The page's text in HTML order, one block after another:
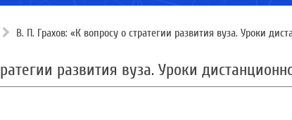
В. П. Грахов: «К вопросу о стратегии развития вуза. Уроки
развития вуза. Уроки